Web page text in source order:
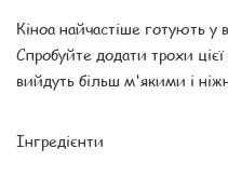
Кіноа найчастіше готують у
Спробуйте додати трохи
вийдуть більш м'якими і
Інгредієнти